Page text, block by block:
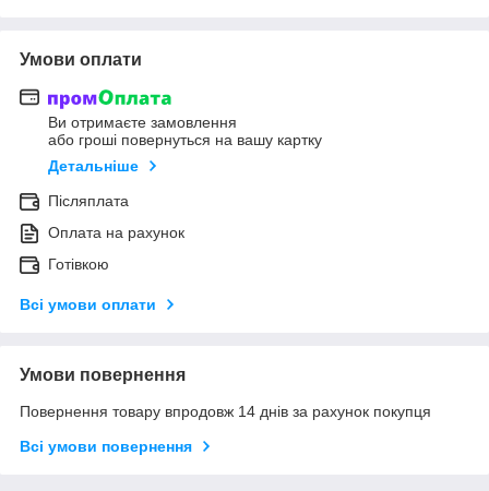
Умови оплати
Ви отримаєте замовлення
або гроші повернуться на вашу картку
Детальніше
Післяплата
Оплата на рахунок
Готівкою
Всі умови оплати
Умови повернення
Повернення товару впродовж 14 днів за рахунок покупця
Всі умови повернення